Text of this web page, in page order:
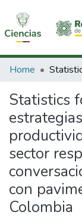
Communities &
All of DSpace
Home
Statistics
sector
con
Colombia